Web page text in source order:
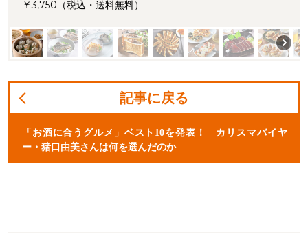
￥3,750（税込・送料無料）
記事に戻る
「お酒に合うグルメ」ベスト10を発表！ カリスマバイヤ
ー・猪口由美さんは何を選んだのか